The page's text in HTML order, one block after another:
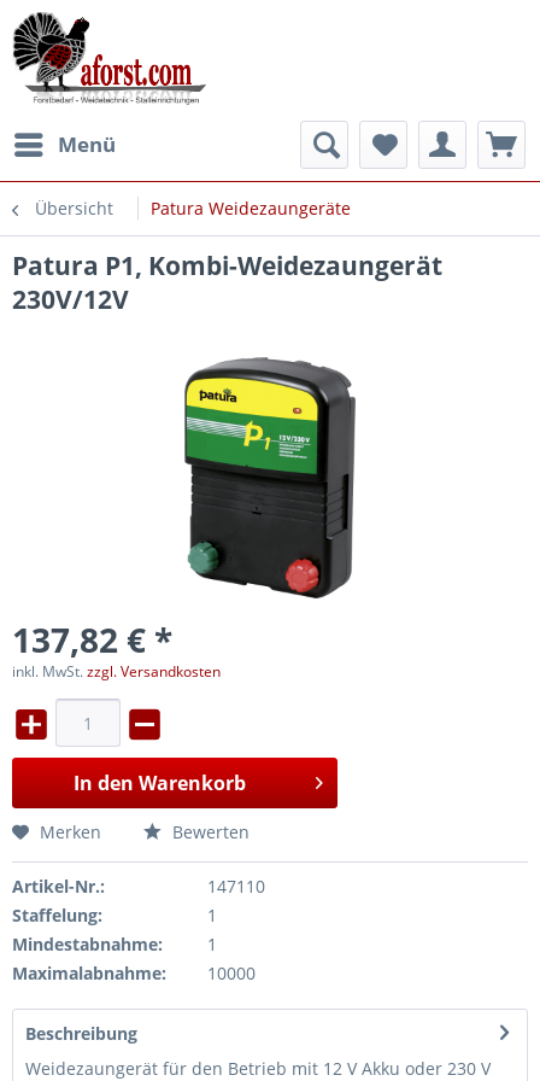
Menü
Übersicht Patura Weidezaungeräte
Patura P1, Kombi-Weidezaungerät
230V/12V
137,82 € *
inkl. MwSt.zzgl. Versandkosten
In den Warenkorb
Merken Bewerten
Artikel-Nr.:
147110
Staffelung:
1
Mindestabnahme:
1
Maximalabnahme:
10000
Beschreibung
Weidezaungerät für den Betrieb mit 12 V Akku oder 230 V